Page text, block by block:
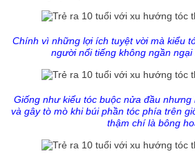
Chính vì những lợi ích tuyệt vời mà kiểu
người nổi tiếng không ngần ngại
Giống như kiểu tóc buộc nửa đầu
và gây tò mò khi búi phần tóc phía trên
thậm chí là bông